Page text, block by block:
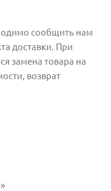
сообщить нам
доставки. При
замена товара на
возврат